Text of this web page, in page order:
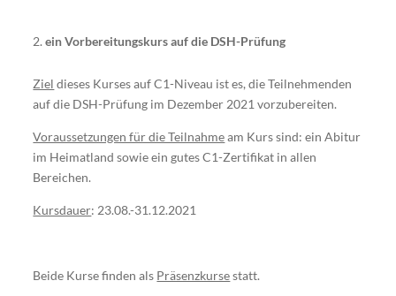
ein Vorbereitungskurs auf die DSH-Prüfung
Ziel dieses Kurses auf C1-Niveau ist es, die Teilnehmenden
auf die DSH-Prüfung im Dezember 2021 vorzubereiten.
Voraussetzungen für die Teilnahmeam Kurs sind: ein Abitur
im Heimatland sowie ein gutes C1-Zertifikat in allen
Bereichen.
Kursdauer: 23.08.-31.12.2021
Beide Kurse finden als Präsenzkursestatt.